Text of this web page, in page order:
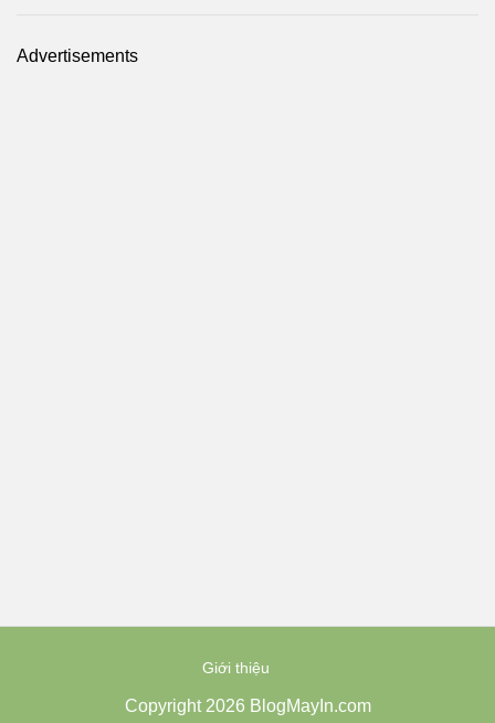
Advertisements
Giới thiệu
Copyright 2026 BlogMayIn.com